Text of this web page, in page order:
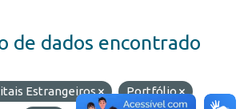
de dados encontrado
Estrangeiros
Portfólio